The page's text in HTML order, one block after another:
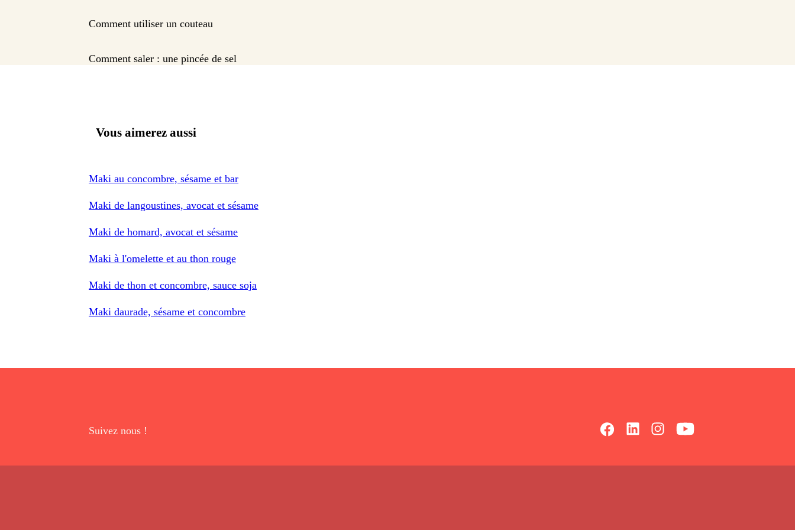
Comment utiliser un couteau
Comment saler : une pincée de sel
Vous aimerez aussi
Maki au concombre, sésame et bar
Maki de langoustines, avocat et sésame
Maki de homard, avocat et sésame
Maki à l'omelette et au thon rouge
Maki de thon et concombre, sauce soja
Maki daurade, sésame et concombre
Suivez nous !